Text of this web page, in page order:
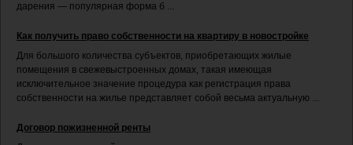
дарения — популярная форма б ...
Как получить право собственности на квартиру в новостройке
Для большого количества субъектов, приобретающих жилые
помещения в свежевыстроенных домах, такая имеющая
исключительное значение процедура как регистрация права
собственности на жилье представляет собой весьма актуальную ...
Договор пожизненной ренты